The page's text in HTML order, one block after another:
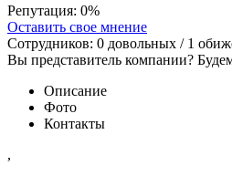
Репутация: 0%
Оставить свое мнение
Сотрудников: 0 довольных / 1
Вы представитель компании?
Описание
Фото
Контакты
,